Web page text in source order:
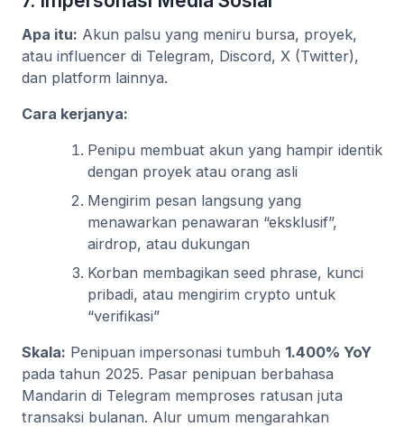
Apa itu: Akun palsu yang meniru bursa, proyek,
atau influencer di Telegram, Discord, X (Twitter),
dan platform lainnya.
Cara kerjanya:
Penipu membuat akun yang hampir identik
dengan proyek atau orang asli
Mengirim pesan langsung yang
menawarkan penawaran “eksklusif”,
airdrop, atau dukungan
Korban membagikan seed phrase, kunci
pribadi, atau mengirim crypto untuk
“verifikasi”
Skala: Penipuan impersonasi tumbuh 1.400% YoY
pada tahun 2025. Pasar penipuan berbahasa
Mandarin di Telegram memproses ratusan juta
transaksi bulanan. Alur umum mengarahkan